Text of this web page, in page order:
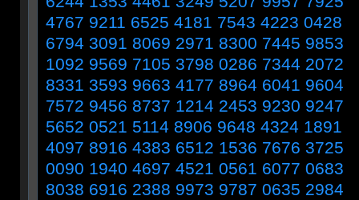
4767 9211 6525 4181 7543 4223 0428
6794 3091 8069 2971 8300 7445 9853
1092 9569 7105 3798 0286 7344 2072
8331 3593 9663 4177 8964 6041 9604
7572 9456 8737 1214 2453 9230 9247
5652 0521 5114 8906 9648 4324 1891
4097 8916 4383 6512 1536 7676 3725
0090 1940 4697 4521 0561 6077 0683
8038 6916 2388 9973 9787 0635 2984